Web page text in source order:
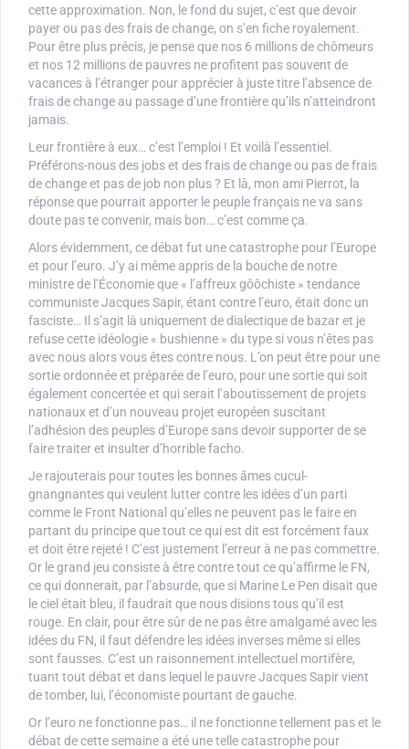
cette approximation. Non, le fond du sujet, c’est que devoir
payer ou pas des frais de change, on s’en fiche royalement.
Pour être plus précis, je pense que nos 6 millions de chômeurs
et nos 12 millions de pauvres ne profitent pas souvent de
vacances à l’étranger pour apprécier à juste titre l’absence de
frais de change au passage d’une frontière qu’ils n’atteindront
jamais.
Leur frontière à eux… c’est l’emploi ! Et voilà l’essentiel.
Préférons-nous des jobs et des frais de change ou pas de frais
de change et pas de job non plus ? Et là, mon ami Pierrot, la
réponse que pourrait apporter le peuple français ne va sans
doute pas te convenir, mais bon… c’est comme ça.
Alors évidemment, ce débat fut une catastrophe pour l’Europe
et pour l’euro. J’y ai même appris de la bouche de notre
ministre de l’Économie que « l’affreux gôôchiste » tendance
communiste Jacques Sapir, étant contre l’euro, était donc un
fasciste… Il s’agit là uniquement de dialectique de bazar et je
refuse cette idéologie « bushienne » du type si vous n’êtes pas
avec nous alors vous êtes contre nous. L’on peut être pour une
sortie ordonnée et préparée de l’euro, pour une sortie qui soit
également concertée et qui serait l’aboutissement de projets
nationaux et d’un nouveau projet européen suscitant
l’adhésion des peuples d’Europe sans devoir supporter de se
faire traiter et insulter d’horrible facho.
Je rajouterais pour toutes les bonnes âmes cucul-
gnangnantes qui veulent lutter contre les idées d’un parti
comme le Front National qu’elles ne peuvent pas le faire en
partant du principe que tout ce qui est dit est forcément faux
et doit être rejeté ! C’est justement l’erreur à ne pas commettre.
Or le grand jeu consiste à être contre tout ce qu’affirme le FN,
ce qui donnerait, par l’absurde, que si Marine Le Pen disait que
le ciel était bleu, il faudrait que nous disions tous qu’il est
rouge. En clair, pour être sûr de ne pas être amalgamé avec les
idées du FN, il faut défendre les idées inverses même si elles
sont fausses. C’est un raisonnement intellectuel mortifère,
tuant tout débat et dans lequel le pauvre Jacques Sapir vient
de tomber, lui, l’économiste pourtant de gauche.
Or l’euro ne fonctionne pas… il ne fonctionne tellement pas et le
débat de cette semaine a été une telle catastrophe pour